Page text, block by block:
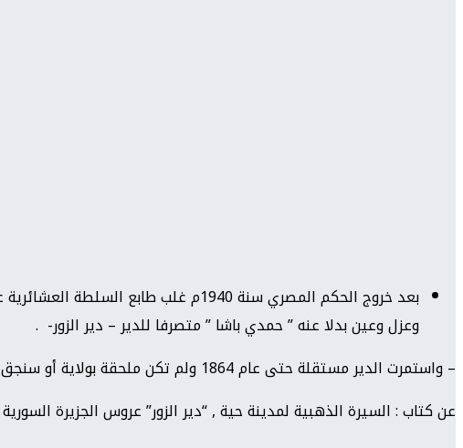
وعزل وعين بدلا عنه ” حمدي باشا ” متصرفا للدير – دير الزور- .
– واستمرت الدير مستقلة حتى عام 1864 ولم تكن ملحقة بولاية أو سنجق إلى أن تمردت عشائر البادية , ففتحها ثريا باشا بحملة عسكرية عام 1864م إذ ذاك
عن كتاب : السيرة الذهبية لمدينة حية , “دير الزور” عروس الجزيرة السورية